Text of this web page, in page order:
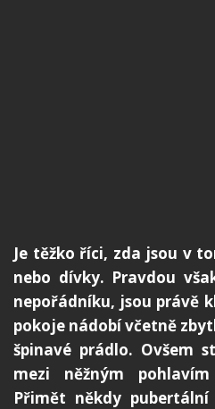
Je těžko říci, zda jsou v
nebo dívky. Pravdou
nepořádníku, jsou právě
pokoje nádobí včetně
špinavé prádlo. Ovšem
mezi něžným
Přimět někdy